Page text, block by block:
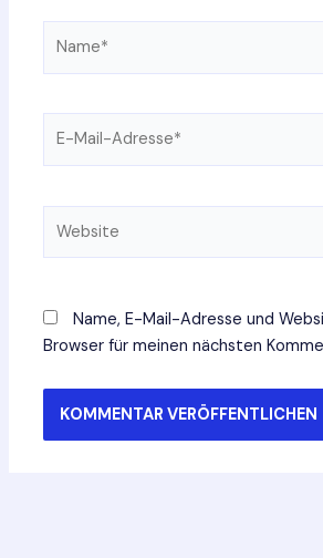
Name, E-Mail-Adresse und
Browser für meinen nächsten